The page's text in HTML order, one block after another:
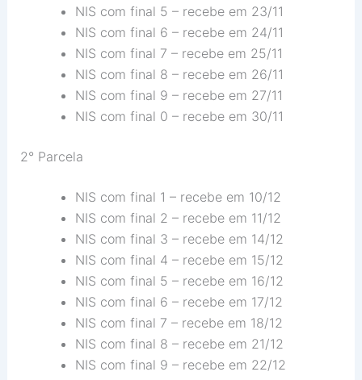
NIS com final 5 – recebe em 23/11
NIS com final 6 – recebe em 24/11
NIS com final 7 – recebe em 25/11
NIS com final 8 – recebe em 26/11
NIS com final 9 – recebe em 27/11
NIS com final 0 – recebe em 30/11
2° Parcela
NIS com final 1 – recebe em 10/12
NIS com final 2 – recebe em 11/12
NIS com final 3 – recebe em 14/12
NIS com final 4 – recebe em 15/12
NIS com final 5 – recebe em 16/12
NIS com final 6 – recebe em 17/12
NIS com final 7 – recebe em 18/12
NIS com final 8 – recebe em 21/12
NIS com final 9 – recebe em 22/12